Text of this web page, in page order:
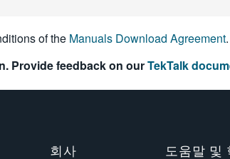
of the Manuals Download Agreement.
Provide feedback on ourTekTalk
회사 도움말 및